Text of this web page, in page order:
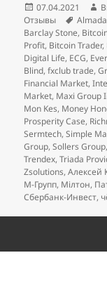
Опубликовано
07.04.2021
Отзывы
Метки
Barclay Stone,
Profit, Bitcoin Trader,
Digital Life, ECG,
Blind,fxclub trade,
Financial Market,
Market, Maxi Group
Mon Kes, Money
Prosperity Case,
Sermtech,Simple
Group,Sollers Group
Trendex,Triada
Zsolutions,Алексей
М-Групп, Мілтон,
Сбербанк-Инвест,